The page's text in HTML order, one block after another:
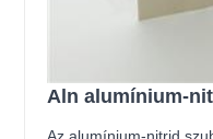
Aln alumínium-
Az alumínium-nitrid